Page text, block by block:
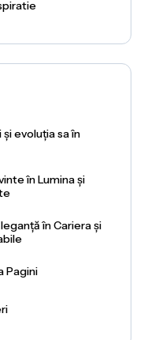
evoluția sa în
în Lumina și
în Cariera și
Pagini